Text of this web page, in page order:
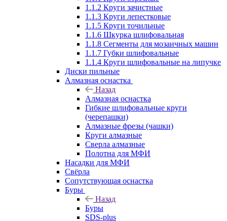
1.1.2 Круги зачистные
1.1.3 Круги лепестковые
1.1.5 Круги точильные
1.1.6 Шкурка шлифовальная
1.1.8 Сегменты для мозаичных машин
1.1.7 Губки шлифовальные
1.1.4 Круги шлифовальные на липучке
Диски пильные
Алмазная оснастка
Назад
Алмазная оснастка
Гибкие шлифовальные круги
(черепашки)
Алмазные фрезы (чашки)
Круги алмазные
Сверла алмазные
Полотна для МФИ
Насадки для МФИ
Свёрла
Сопутствующая оснастка
Буры
Назад
Буры
SDS-plus